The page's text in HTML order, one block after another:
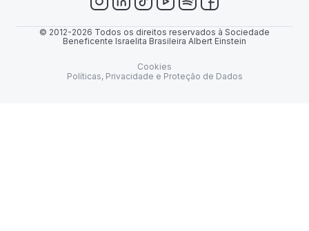
© 2012-2026 Todos os direitos reservados à Sociedade
Beneficente Israelita Brasileira Albert Einstein
Cookies
Políticas, Privacidade e Proteção de Dados